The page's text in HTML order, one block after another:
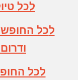
לכל
לכל
לכל